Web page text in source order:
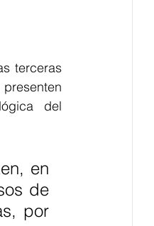
terceras
del
en
de
por